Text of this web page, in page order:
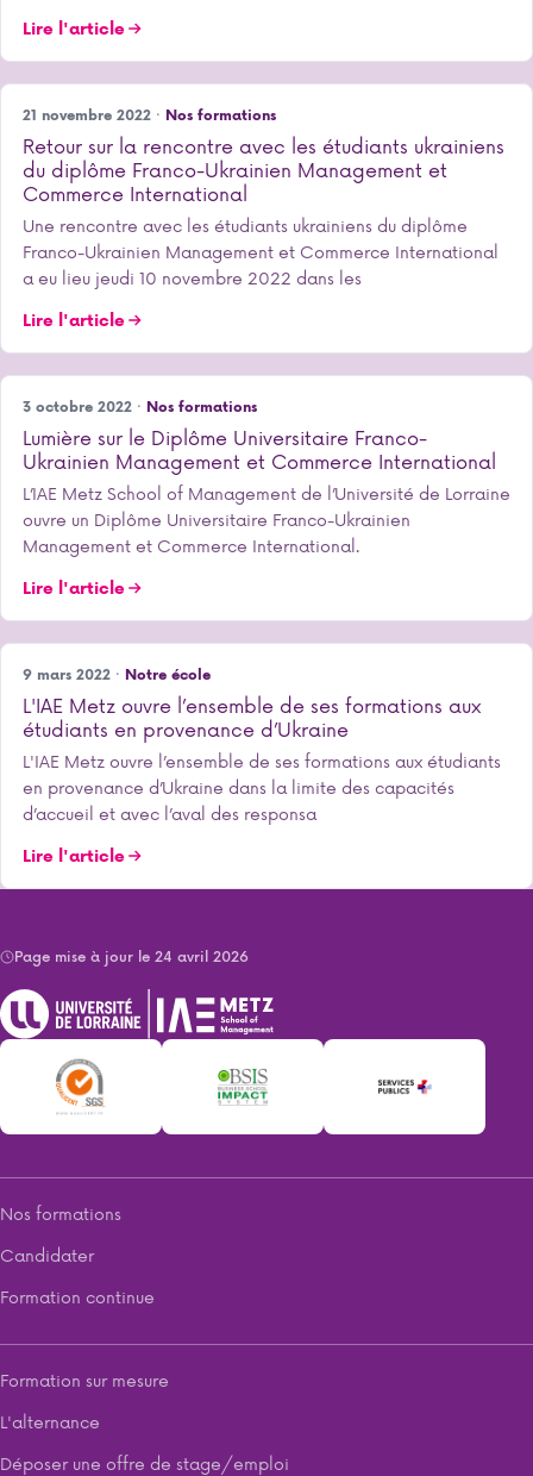
Lire l'article
21 novembre 2022 · Nos formations
Retour sur la rencontre avec les étudiants ukrainiens
du diplôme Franco-Ukrainien Management et
Commerce International
Une rencontre avec les étudiants ukrainiens du diplôme
Franco-Ukrainien Management et Commerce International
a eu lieu jeudi 10 novembre 2022 dans les
Lire l'article
3 octobre 2022 · Nos formations
Lumière sur le Diplôme Universitaire Franco-
Ukrainien Management et Commerce International
L’IAE Metz School of Management de l’Université de Lorraine
ouvre un Diplôme Universitaire Franco-Ukrainien
Management et Commerce International.
Lire l'article
9 mars 2022 · Notre école
L'IAE Metz ouvre l’ensemble de ses formations aux
étudiants en provenance d’Ukraine
L'IAE Metz ouvre l’ensemble de ses formations aux étudiants
en provenance d’Ukraine dans la limite des capacités
d’accueil et avec l’aval des responsa
Lire l'article
Page mise à jour le 24 avril 2026
Nos formations
Candidater
Formation continue
Formation sur mesure
L'alternance
Déposer une offre de stage/emploi